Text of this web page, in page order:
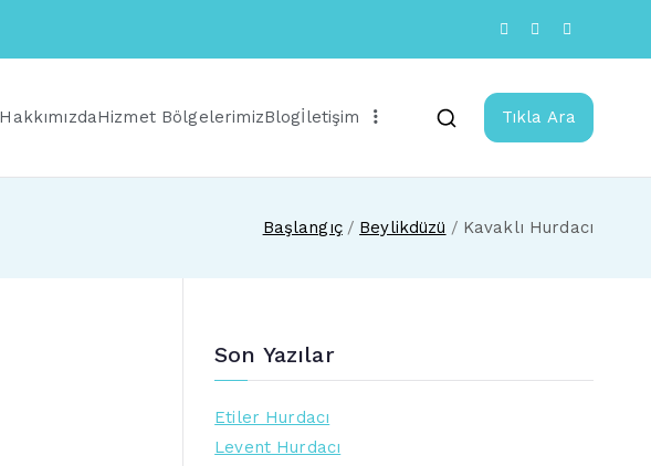
HakkımızdaHizmet BölgelerimizBlogİletişim Tıkla Ara
Başlangıç Beylikdüzü Kavaklı Hurdacı
Son Yazılar
Etiler Hurdacı
Levent Hurdacı